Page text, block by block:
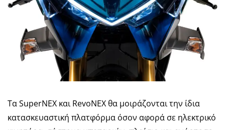
Τα SuperNEX και RevoNEX θα μοιράζονται την ίδια
κατασκευαστική πλατφόρμα όσον αφορά σε ηλεκτρικό